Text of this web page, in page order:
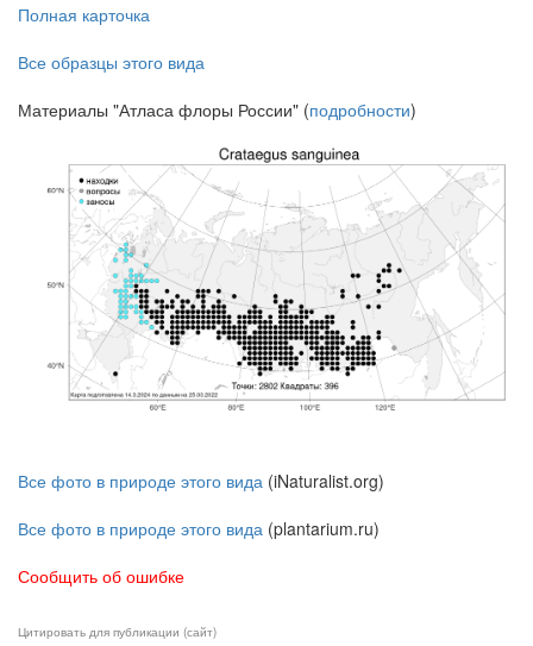
Полная карточка
Все образцы этого вида
Материалы "Атласа флоры России" (подробности)
Все фото в природе этого вида (iNaturalist.org)
Все фото в природе этого вида (plantarium.ru)
Сообщить об ошибке
Цитировать для публикации (сайт)